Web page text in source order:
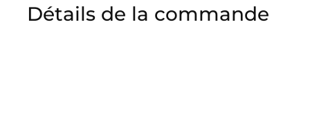
Détails de la commande